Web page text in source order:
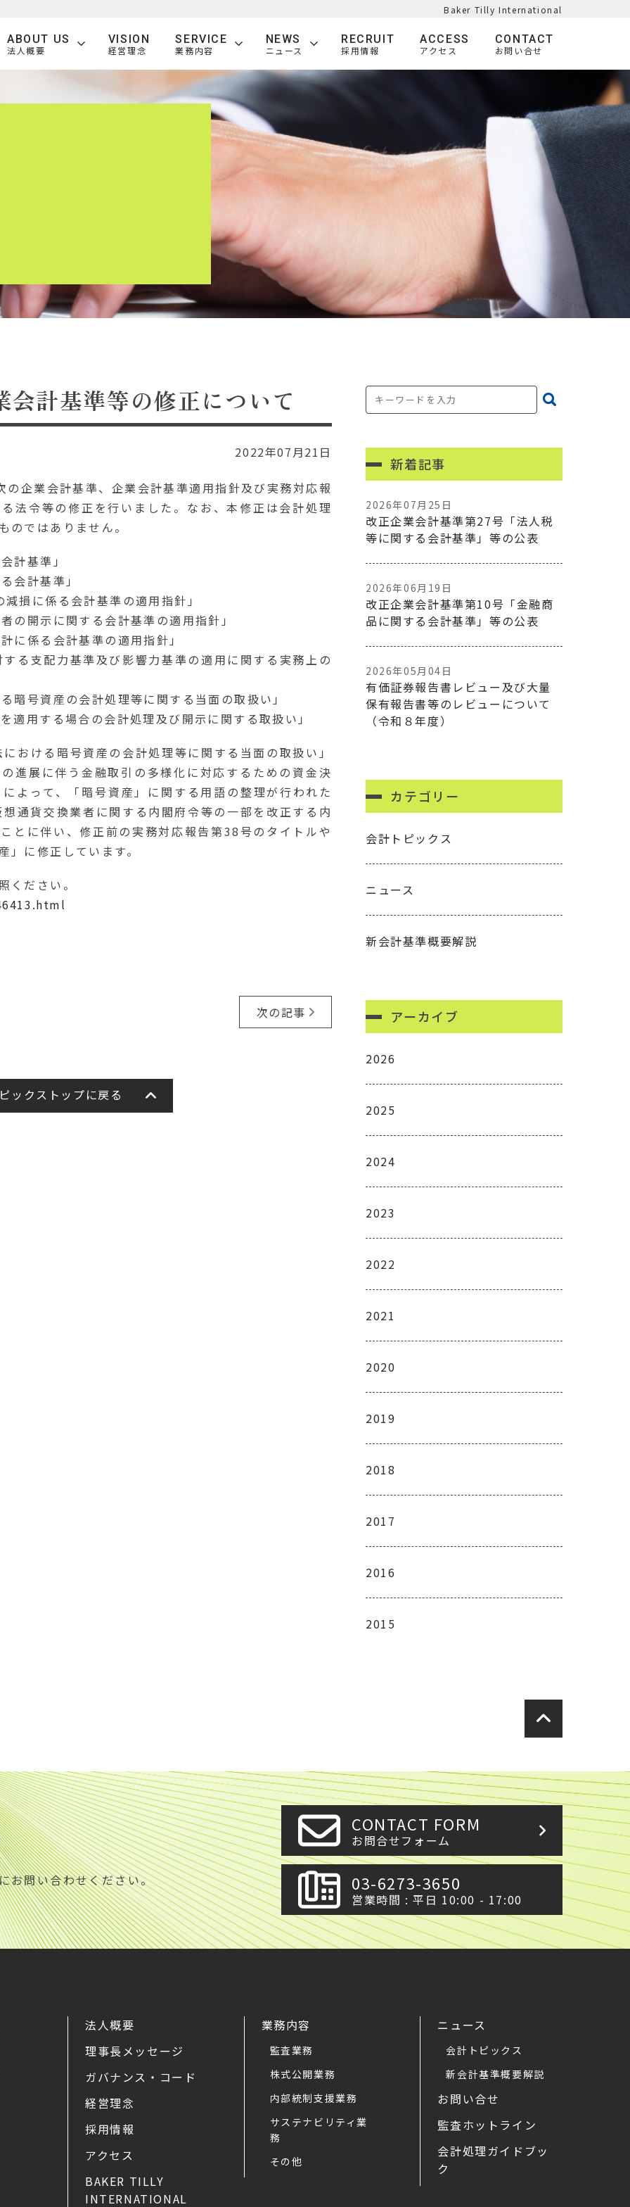
Baker Tilly International
ABOUT US
法人概要
VISION
経営理念
SERVICE
業務内容
NEWS
ニュース
RECRUIT
採用情報
ACCESS
アクセス
CONTACT
お問い合せ
計基準等の修正について
2022年07月21日
企業会計基準、企業会計基準適用指針及び実務対応報
法令等の修正を行いました。なお、本修正は会計処理
ではありません。
計基準」
会計基準」
損に係る会計基準の適用指針」
の開示に関する会計基準の適用指針」
に係る会計基準の適用指針」
る支配力基準及び影響力基準の適用に関する実務上の
暗号資産の会計処理等に関する当面の取扱い」
適用する場合の会計処理及び開示に関する取扱い」
おける暗号資産の会計処理等に関する当面の取扱い」
進展に伴う金融取引の多様化に対応するための資金決
よって、「暗号資産」に関する用語の整理が行われた
通貨交換業者に関する内閣府令等の一部を改正する内
とに伴い、修正前の実務対応報告第38号のタイトルや
に修正しています。
ださい。
次の記事
ックストップに戻る
新着記事
2026年07月25日
改正企業会計基準第27号「法人税
等に関する会計基準」等の公表
2026年06月19日
改正企業会計基準第10号「金融商
品に関する会計基準」等の公表
2026年05月04日
有価証券報告書レビュー及び大量
保有報告書等のレビューについて
（令和８年度）
カテゴリー
会計トピックス
ニュース
新会計基準概要解説
アーカイブ
2026
2025
2024
2023
2022
2021
2020
2019
2018
2017
2016
2015
お問い合わせください。
CONTACT FORM
お問合せフォーム
03-6273-3650
営業時間 : 平日 10:00 - 17:00
法人概要
理事長メッセージ
ガバナンス・コード
経営理念
採用情報
アクセス
BAKER TILLY
INTERNATIONAL
業務内容
監査業務
株式公開業務
内部統制支援業務
サステナビリティ業
務
その他
ニュース
会計トピックス
新会計基準概要解説
お問い合せ
監査ホットライン
会計処理ガイドブッ
ク